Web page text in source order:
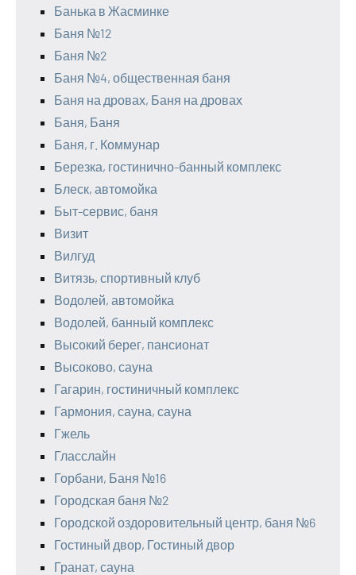
Банька в Жасминке
Баня №12
Баня №2
Баня №4, общественная баня
Баня на дровах, Баня на дровах
Баня, Баня
Баня, г. Коммунар
Березка, гостинично-банный комплекс
Блеск, автомойка
Быт-сервис, баня
Визит
Вилгуд
Витязь, спортивный клуб
Водолей, автомойка
Водолей, банный комплекс
Высокий берег, пансионат
Высоково, сауна
Гагарин, гостиничный комплекс
Гармония, сауна, сауна
Гжель
Гласслайн
Горбани, Баня №16
Городская баня №2
Городской оздоровительный центр, баня №6
Гостиный двор, Гостиный двор
Гранат, сауна